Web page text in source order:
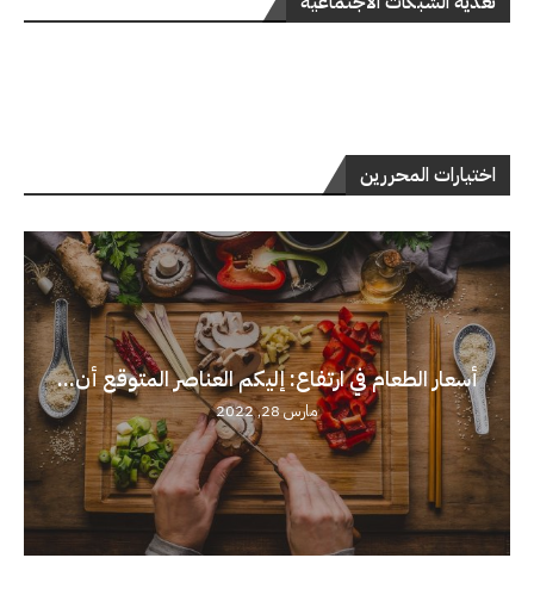
اختيارات المحررين
أسعار الطعام في ارتفاع: إليكم العناصر المتوقع أن...
مارس 28, 2022